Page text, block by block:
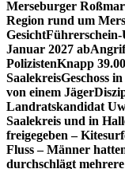
Merseburger
Region rund um
Gesicht
Januar 2027 ab
PolizistenKnapp
SaalekreisGeschoss
von einem Jäger
Landratskandidat
Saalekreis und in
freigegeben –
Fluss – Männer
durchschlägt